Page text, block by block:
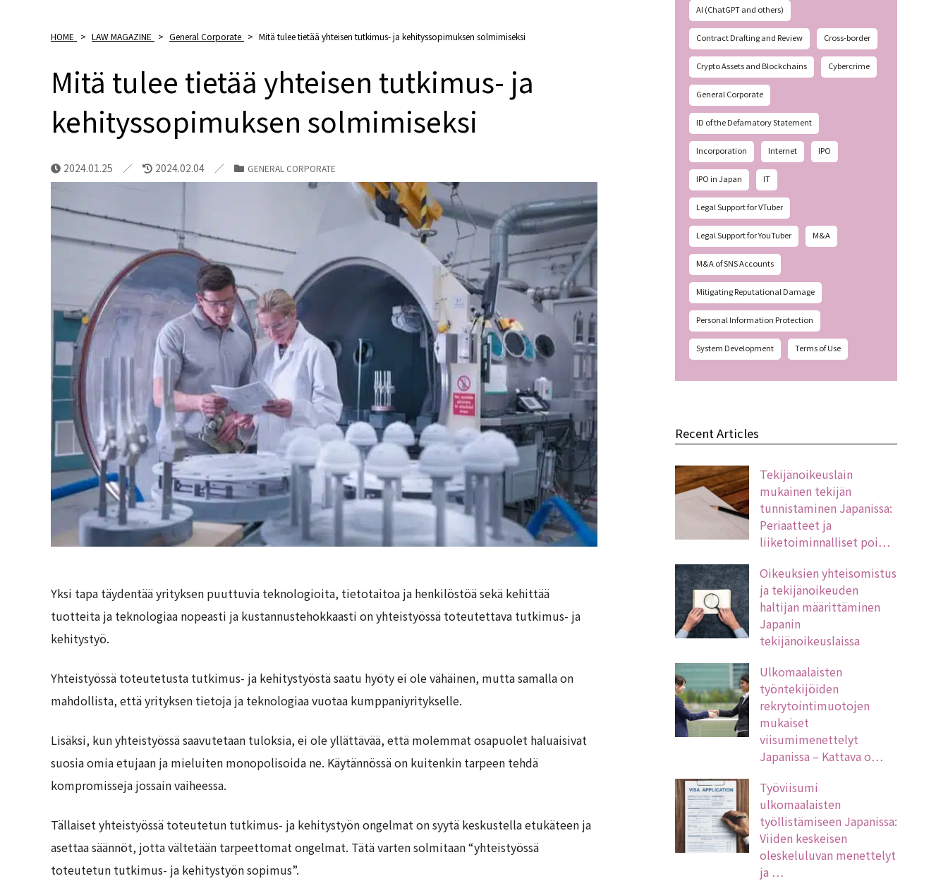
HOME > LAW MAGAZINE > General Corporate > Mitä tulee tietää yhteisen tutkimus- ja kehityssopimuksen solmimiseksi
Mitä tulee tietää yhteisen tutkimus- ja
kehityssopimuksen solmimiseksi
2024.01.25 2024.02.04 GENERAL CORPORATE
Yksi tapa täydentää yrityksen puuttuvia teknologioita, tietotaitoa ja henkilöstöä sekä kehittää
tuotteita ja teknologiaa nopeasti ja kustannustehokkaasti on yhteistyössä toteutettava tutkimus- ja
kehitystyö.
Yhteistyössä toteutetusta tutkimus- ja kehitystyöstä saatu hyöty ei ole vähäinen, mutta samalla on
mahdollista, että yrityksen tietoja ja teknologiaa vuotaa kumppaniyritykselle.
Lisäksi, kun yhteistyössä saavutetaan tuloksia, ei ole yllättävää, että molemmat osapuolet haluaisivat
suosia omia etujaan ja mieluiten monopolisoida ne. Käytännössä on kuitenkin tarpeen tehdä
kompromisseja jossain vaiheessa.
Tällaiset yhteistyössä toteutetun tutkimus- ja kehitystyön ongelmat on syytä keskustella etukäteen ja
asettaa säännöt, jotta vältetään tarpeettomat ongelmat. Tätä varten solmitaan “yhteistyössä
toteutetun tutkimus- ja kehitystyön sopimus”.
AI (ChatGPT and others)
Contract Drafting and Review Cross-border
Crypto Assets and Blockchains Cybercrime
General Corporate
ID of the Defamatory Statement
Incorporation Internet IPO
IPO in Japan IT
Legal Support for VTuber
Legal Support for YouTuber M&A
M&A of SNS Accounts
Mitigating Reputational Damage
Personal Information Protection
System Development Terms of Use
Recent Articles
Tekijänoikeuslain
mukainen tekijän
tunnistaminen Japanissa:
Periaatteet ja
liiketoiminnalliset poi…
Oikeuksien yhteisomistus
ja tekijänoikeuden
haltijan määrittäminen
Japanin
tekijänoikeuslaissa
Ulkomaalaisten
työntekijöiden
rekrytointimuotojen
mukaiset
viisumimenettelyt
Japanissa – Kattava o…
Työviisumi
ulkomaalaisten
työllistämiseen Japanissa:
Viiden keskeisen
oleskeluluvan menettelyt
ja …